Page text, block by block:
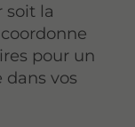
la
pour un
vos